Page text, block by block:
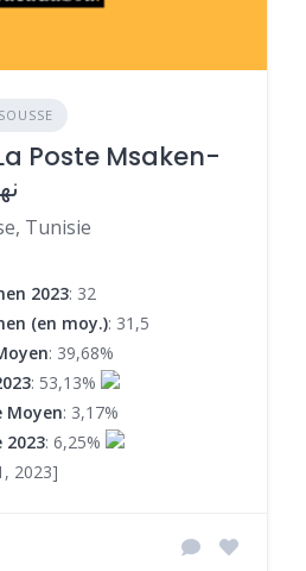
Poste Msaken-
Tunisie
2023: 32
(en moy.): 31,5
: 39,68%
: 53,13%
Moyen: 3,17%
2023: 6,25%
2023]